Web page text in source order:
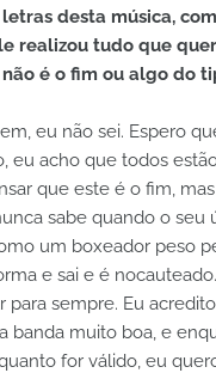
letras desta música,
realizou tudo que
é o fim ou algo do
eu não sei. Espero
eu acho que todos
que este é o fim,
sabe quando o seu
um boxeador peso
e sai e é
para sempre. Eu
banda muito boa, e
for válido, eu